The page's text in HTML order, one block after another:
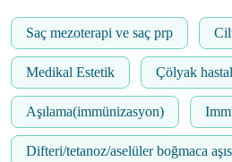
Saç mezoterapi ve saç prp
Medikal Estetik Çölyak
Aşılama(immünizasyon)
Difteri/tetanoz/aselüler boğmaca